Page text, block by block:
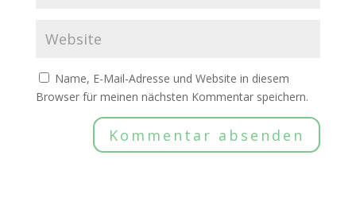
Name, E-Mail-Adresse und Website in diesem
Browser für meinen nächsten Kommentar speichern.